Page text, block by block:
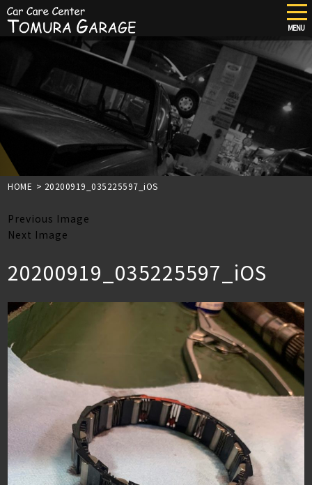
content
MENU
HOME > 20200919_035225597_iOS
Previous Image
Next Image
20200919_035225597_iOS